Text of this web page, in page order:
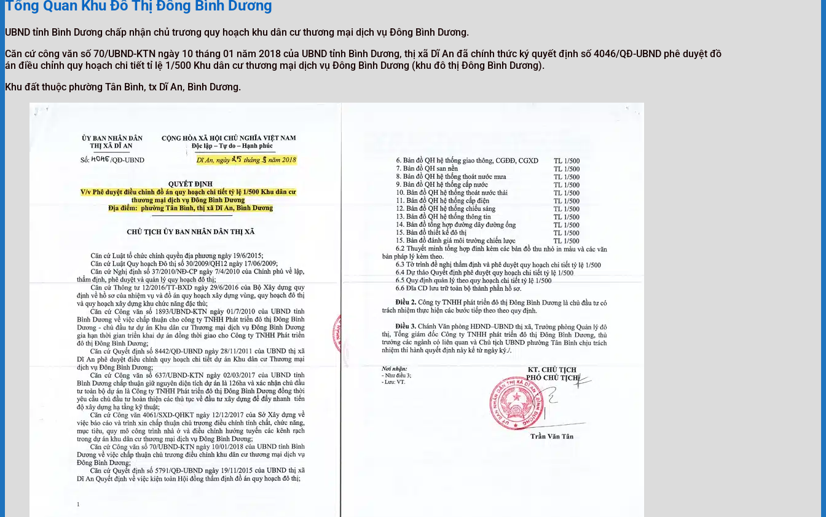
Tổng Quan Khu Đô Thị Đông Bình Dương
UBND tỉnh Bình Dương chấp nhận chủ trương quy hoạch khu dân cư thương mại dịch vụ Đông Bình Dương.
Căn cứ công văn số 70/UBND-KTN ngày 10 tháng 01 năm 2018 của UBND tỉnh Bình Dương, thị xã Dĩ An đã chính thức ký quyết định số 4046/QĐ-UBND phê duyệt đồ
án điều chỉnh quy hoạch chi tiết tỉ lệ 1/500 Khu dân cư thương mại dịch vụ Đông Bình Dương (khu đô thị Đông Bình Dương).
Khu đất thuộc phường Tân Bình, tx Dĩ An, Bình Dương.